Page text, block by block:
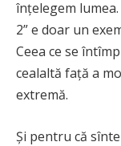
înțelegem
2” e doar un
Ceea ce se
cealaltă față a
extremă.
Și pentru că